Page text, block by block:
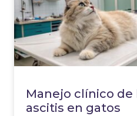
Manejo clínico de
ascitis en gatos